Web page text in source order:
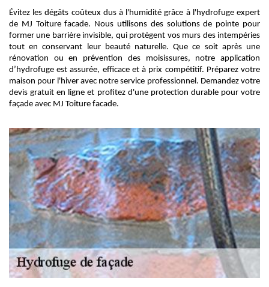
Évitez les dégâts coûteux dus à l'humidité grâce à l'hydrofuge expert
de MJ Toiture facade. Nous utilisons des solutions de pointe pour
former une barrière invisible, qui protègent vos murs des intempéries
tout en conservant leur beauté naturelle. Que ce soit après une
rénovation ou en prévention des moisissures, notre application
d’hydrofuge est assurée, efficace et à prix compétitif. Préparez votre
maison pour l'hiver avec notre service professionnel. Demandez votre
devis gratuit en ligne et profitez d'une protection durable pour votre
façade avec MJ Toiture facade.